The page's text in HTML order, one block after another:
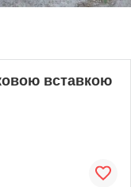
вставкою